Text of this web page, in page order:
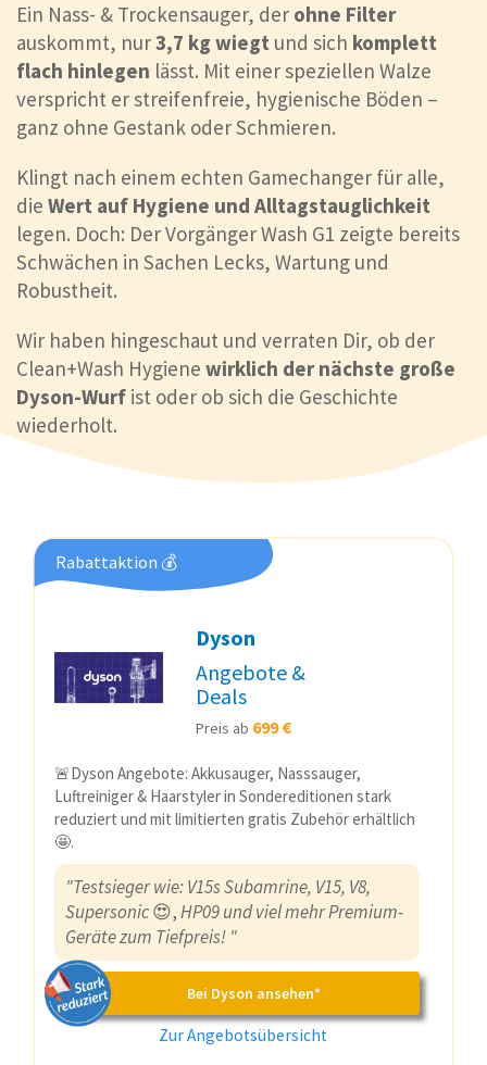
Ein Nass- & Trockensauger, der ohne Filter
auskommt, nur3,7 kg wiegt und sich komplett
flach hinlegen lässt. Mit einer speziellen Walze
verspricht er streifenfreie, hygienische Böden –
ganz ohne Gestank oder Schmieren.
Klingt nach einem echten Gamechanger für alle,
die Wert auf Hygiene und Alltagstauglichkeit
legen. Doch: Der Vorgänger Wash G1 zeigte bereits
Schwächen in Sachen Lecks, Wartung und
Robustheit.
Wir haben hingeschaut und verraten Dir, ob der
Clean+Wash Hygiene wirklich der nächste große
Dyson-Wurf ist oder ob sich die Geschichte
wiederholt.
Rabattaktion 💰
Dyson
Angebote &
Deals
Preis ab 699 €
🚨Dyson Angebote: Akkusauger, Nasssauger,
Luftreiniger & Haarstyler in Sondereditionen stark
reduziert und mit limitierten gratis Zubehör erhältlich
🤩.
"Testsieger wie: V15s Subamrine, V15, V8,
Supersonic😍,HP09 und viel mehr Premium-
Geräte zum Tiefpreis! "
Bei Dyson ansehen*
Zur Angebotsübersicht